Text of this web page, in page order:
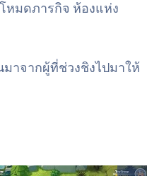
หมดภารกิจ ห้องแห่ง
าจากผู้ที่ช่วงชิงไปมาให้